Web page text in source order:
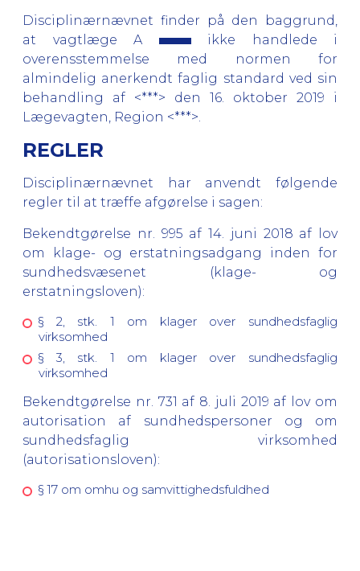
Disciplinærnævnet finder på den baggrund,
at vagtlæge A
ikke handlede i
overensstemmelse med normen for
almindelig anerkendt faglig standard ved sin
behandling af <***> den 16. oktober 2019 i
Lægevagten, Region <***>.
REGLER
Disciplinærnævnet har anvendt følgende
regler til at træffe afgørelse i sagen:
Bekendtgørelse nr. 995 af 14. juni 2018 af lov
om klage- og erstatningsadgang inden for
sundhedsvæsenet (klage- og
erstatningsloven):
§ 2, stk. 1 om klager over sundhedsfaglig
virksomhed
§ 3, stk. 1 om klager over sundhedsfaglig
virksomhed
Bekendtgørelse nr. 731 af 8. juli 2019 af lov om
autorisation af sundhedspersoner og om
sundhedsfaglig virksomhed
(autorisationsloven):
§ 17 om omhu og samvittighedsfuldhed